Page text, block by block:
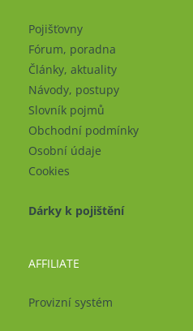
Pojišťovny
Fórum, poradna
Články, aktuality
Návody, postupy
Slovník pojmů
Obchodní podmínky
Osobní údaje
Cookies
Dárky k pojištění
AFFILIATE
Provizní systém